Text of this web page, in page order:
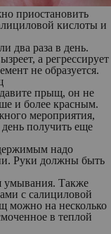
приостановить
кислоты и
два раза в день.
а регрессирует
не образуется.
прыщ, он не
и более красным.
мероприятия,
получить еще
надо
Руки должны быть
умывания. Также
с салициловой
можно на несколько
в теплой